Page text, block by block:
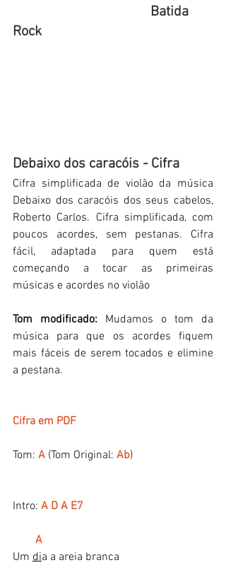
Rock
Debaixo dos caracóis - Cifra
Cifra simplificada de violão da música
Debaixo dos caracóis dos seus cabelos,
Roberto Carlos. Cifra simplificada, com
poucos acordes, sem pestanas. Cifra
fácil, adaptada para quem está
começando a tocar as primeiras
músicas e acordes no violão
Tom modificado: Mudamos o tom da
música para que os acordes fiquem
mais fáceis de serem tocados e elimine
a pestana.
Cifra em PDF​​
Tom: A (Tom Original: Ab)
Intro: A D A E7
A
Um dia a areia branca